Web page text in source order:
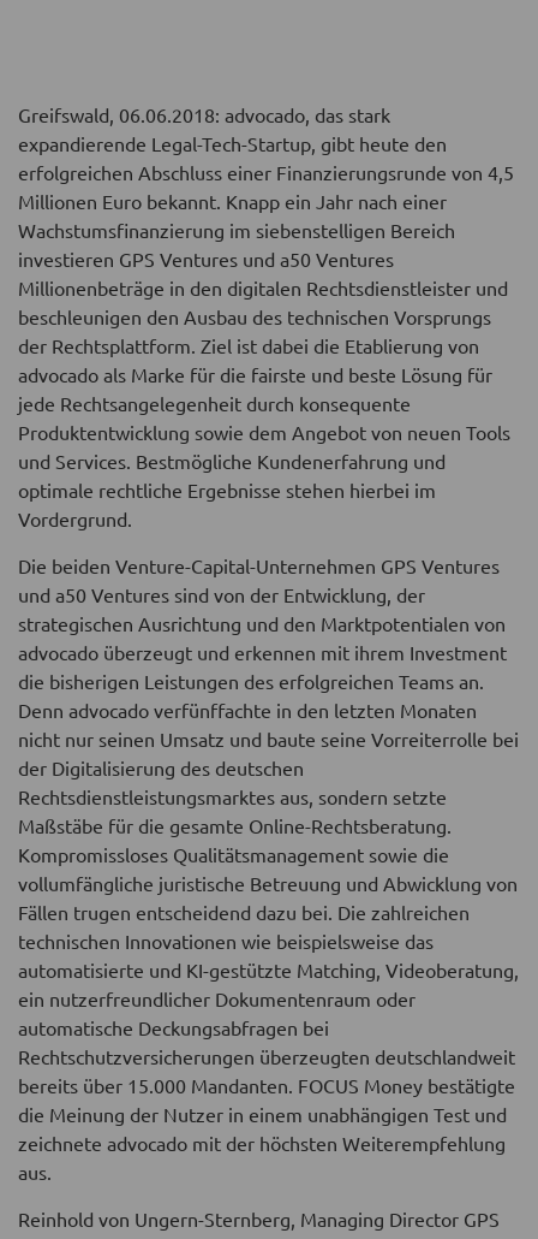
Greifswald, 06.06.2018: advocado, das stark
expandierende Legal-Tech-Startup, gibt heute den
erfolgreichen Abschluss einer Finanzierungsrunde von 4,5
Millionen Euro bekannt. Knapp ein Jahr nach einer
Wachstumsfinanzierung im siebenstelligen Bereich
investieren GPS Ventures und a50 Ventures
Millionenbeträge in den digitalen Rechtsdienstleister und
beschleunigen den Ausbau des technischen Vorsprungs
der Rechtsplattform. Ziel ist dabei die Etablierung von
advocado als Marke für die fairste und beste Lösung für
jede Rechtsangelegenheit durch konsequente
Produktentwicklung sowie dem Angebot von neuen Tools
und Services. Bestmögliche Kundenerfahrung und
optimale rechtliche Ergebnisse stehen hierbei im
Vordergrund.
Die beiden Venture-Capital-Unternehmen GPS Ventures
und a50 Ventures sind von der Entwicklung, der
strategischen Ausrichtung und den Marktpotentialen von
advocado überzeugt und erkennen mit ihrem Investment
die bisherigen Leistungen des erfolgreichen Teams an.
Denn advocado verfünffachte in den letzten Monaten
nicht nur seinen Umsatz und baute seine Vorreiterrolle bei
der Digitalisierung des deutschen
Rechtsdienstleistungsmarktes aus, sondern setzte
Maßstäbe für die gesamte Online-Rechtsberatung.
Kompromissloses Qualitätsmanagement sowie die
vollumfängliche juristische Betreuung und Abwicklung von
Fällen trugen entscheidend dazu bei. Die zahlreichen
technischen Innovationen wie beispielsweise das
automatisierte und KI-gestützte Matching, Videoberatung,
ein nutzerfreundlicher Dokumentenraum oder
automatische Deckungsabfragen bei
Rechtschutzversicherungen überzeugten deutschlandweit
bereits über 15.000 Mandanten. FOCUS Money bestätigte
die Meinung der Nutzer in einem unabhängigen Test und
zeichnete advocado mit der höchsten Weiterempfehlung
aus.
Reinhold von Ungern-Sternberg, Managing Director GPS